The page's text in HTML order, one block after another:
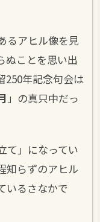
るアヒル像を見
ぬことを思い出
250年記念句会は
」の真只中だっ
て」になってい
知らずのアヒル
いるさなかで